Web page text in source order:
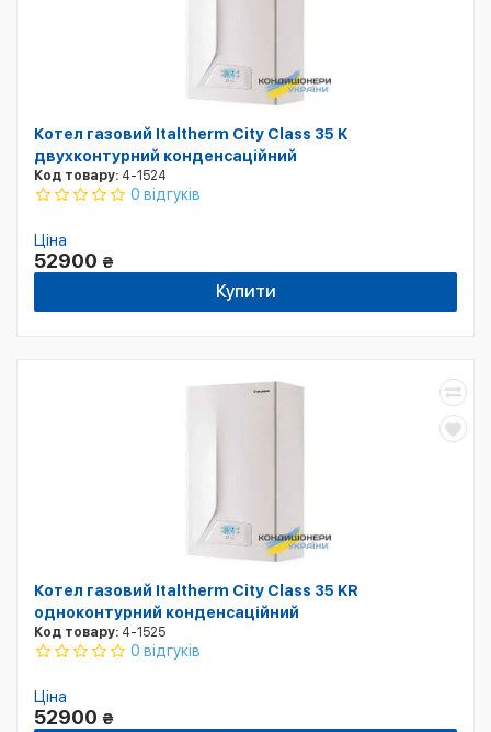
Котел газовий Italtherm City Class 35 K
двухконтурний конденсаційний
Код товару: 4-1524
0 відгуків
Ціна
52900 ₴
Купити
Котел газовий Italtherm City Class 35 KR
одноконтурний конденсаційний
Код товару: 4-1525
0 відгуків
Ціна
52900 ₴